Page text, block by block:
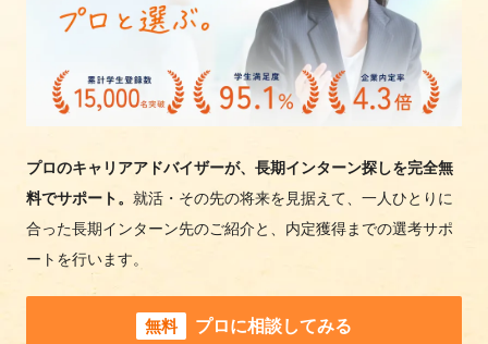
プロのキャリアアドバイザーが、長期インターン探しを完全無
料でサポート。 就活・その先の将来を見据えて、一人ひとりに
合った長期インターン先のご紹介と、内定獲得までの選考サポ
ートを行います。
無料 プロに相談してみる